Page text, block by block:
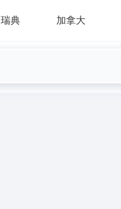
瑞典 加拿大